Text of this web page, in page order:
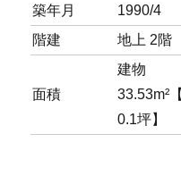
築年月 1990/4
階建
地上 2階
面積
建物
33.53m²
0.1坪】